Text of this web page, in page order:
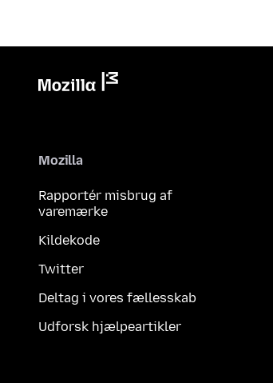
Mozilla
Rapportér misbrug af
varemærke
Kildekode
Twitter
Deltag i vores fællesskab
Udforsk hjælpeartikler